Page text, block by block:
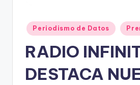
DPublicado
en
Periodismo de Datos
RADIO
DESTACA